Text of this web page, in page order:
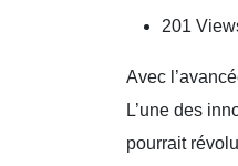
201
Avec
L’une des
pourrait